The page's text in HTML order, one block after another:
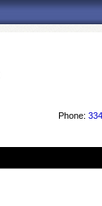
Phone: